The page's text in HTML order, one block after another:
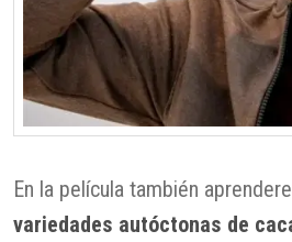
En la película también
variedades autóctonas de